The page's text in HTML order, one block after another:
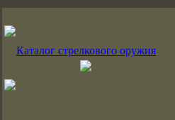
Каталог стрелкового оружия